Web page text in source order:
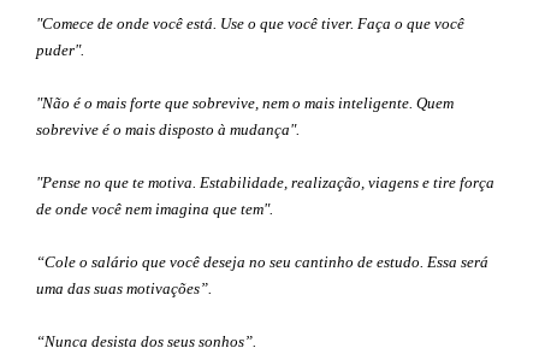
"Comece de onde você está. Use o que você tiver. Faça o que você
puder".
"Não é o mais forte que sobrevive, nem o mais inteligente. Quem
sobrevive é o mais disposto à mudança".
"Pense no que te motiva. Estabilidade, realização, viagens e tire força
de onde você nem imagina que tem".
“Cole o salário que você deseja no seu cantinho de estudo. Essa será
uma das suas motivações”
“Nunca desista dos seus sonhos”.